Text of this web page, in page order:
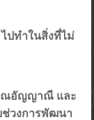
ปทำในสิ่งที่ไม่
ณอัญญาณี และ
ช่วงการพัฒนา